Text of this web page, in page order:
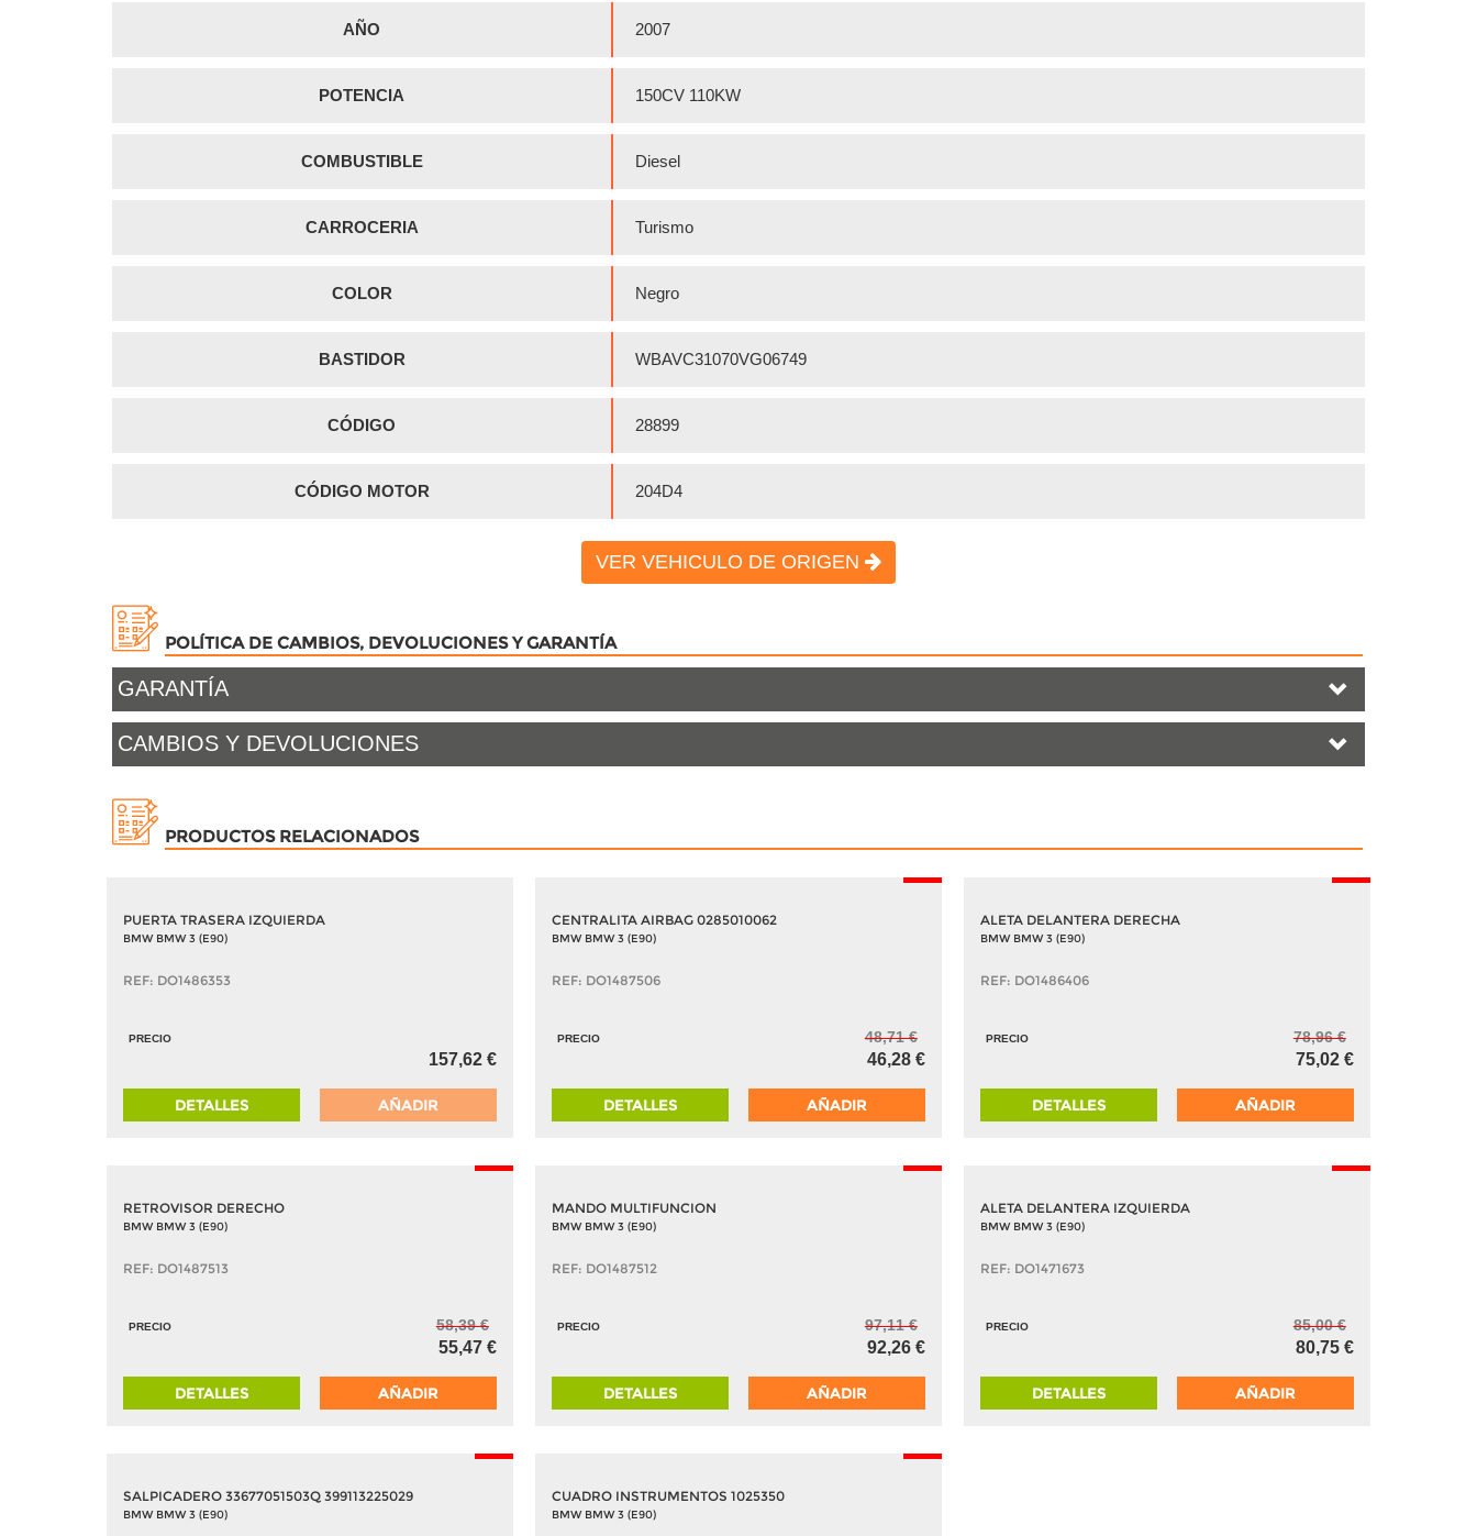
AÑO 2007
POTENCIA 150CV 110KW
COMBUSTIBLE Diesel
CARROCERIA Turismo
COLOR Negro
BASTIDOR WBAVC31070VG06749
CÓDIGO 28899
CÓDIGO MOTOR 204D4
VER VEHICULO DE ORIGEN
POLÍTICA DE CAMBIOS, DEVOLUCIONES Y GARANTÍA
GARANTÍA
CAMBIOS Y DEVOLUCIONES
PRODUCTOS RELACIONADOS
PUERTA TRASERA IZQUIERDA
BMW BMW 3 (E90)
REF: DO1486353
PRECIO
157,62 €
DETALLES AÑADIR
CENTRALITA AIRBAG 0285010062
BMW BMW 3 (E90)
REF: DO1487506
PRECIO 48,71 €
46,28 €
DETALLES AÑADIR
ALETA DELANTERA DERECHA
BMW BMW 3 (E90)
REF: DO1486406
PRECIO 78,96 €
75,02 €
DETALLES AÑADIR
RETROVISOR DERECHO
BMW BMW 3 (E90)
REF: DO1487513
PRECIO 58,39 €
55,47 €
DETALLES AÑADIR
MANDO MULTIFUNCION
BMW BMW 3 (E90)
REF: DO1487512
PRECIO 97,11 €
92,26 €
DETALLES AÑADIR
ALETA DELANTERA IZQUIERDA
BMW BMW 3 (E90)
REF: DO1471673
PRECIO 85,00 €
80,75 €
DETALLES AÑADIR
SALPICADERO 33677051503Q 399113225029
BMW BMW 3 (E90)
CUADRO INSTRUMENTOS 1025350
BMW BMW 3 (E90)